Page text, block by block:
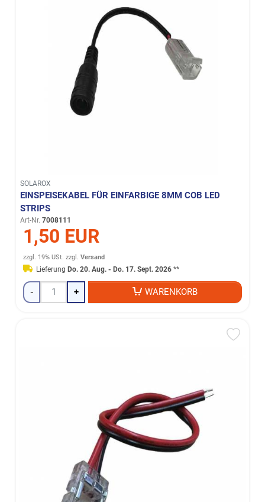
SOLAROX
EINSPEISEKABEL FÜR EINFARBIGE 8MM COB LED
STRIPS
Art-Nr. 7008111
1,50 EUR
zzgl. 19% USt. zzgl.Versand
Lieferung Do. 20. Aug. - Do. 17. Sept. 2026 **
- + WARENKORB